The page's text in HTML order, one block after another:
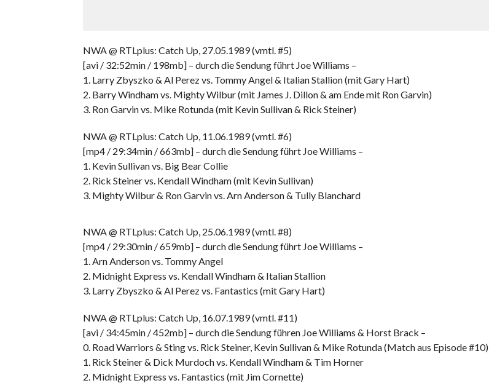
NWA @ RTLplus: Catch Up, 27.05.1989 (vmtl. #5)
[avi / 32:52min / 198mb] – durch die Sendung führt Joe Williams –
1. Larry Zbyszko & Al Perez vs. Tommy Angel & Italian Stallion (mit Gary Hart)
2. Barry Windham vs. Mighty Wilbur (mit James J. Dillon & am Ende mit Ron Garvin)
3. Ron Garvin vs. Mike Rotunda (mit Kevin Sullivan & Rick Steiner)
NWA @ RTLplus: Catch Up, 11.06.1989 (vmtl. #6)
[mp4 / 29:34min / 663mb] – durch die Sendung führt Joe Williams –
1. Kevin Sullivan vs. Big Bear Collie
2. Rick Steiner vs. Kendall Windham (mit Kevin Sullivan)
3. Mighty Wilbur & Ron Garvin vs. Arn Anderson & Tully Blanchard
NWA @ RTLplus: Catch Up, 25.06.1989 (vmtl. #8)
[mp4 / 29:30min / 659mb] – durch die Sendung führt Joe Williams –
1. Arn Anderson vs. Tommy Angel
2. Midnight Express vs. Kendall Windham & Italian Stallion
3. Larry Zbyszko & Al Perez vs. Fantastics (mit Gary Hart)
NWA @ RTLplus: Catch Up, 16.07.1989 (vmtl. #11)
[avi / 34:45min / 452mb] – durch die Sendung führen Joe Williams & Horst Brack –
0. Road Warriors & Sting vs. Rick Steiner, Kevin Sullivan & Mike Rotunda (Match aus Episode #10)
1. Rick Steiner & Dick Murdoch vs. Kendall Windham & Tim Horner
2. Midnight Express vs. Fantastics (mit Jim Cornette)